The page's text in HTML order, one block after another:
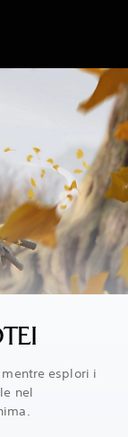
esplori i
nel